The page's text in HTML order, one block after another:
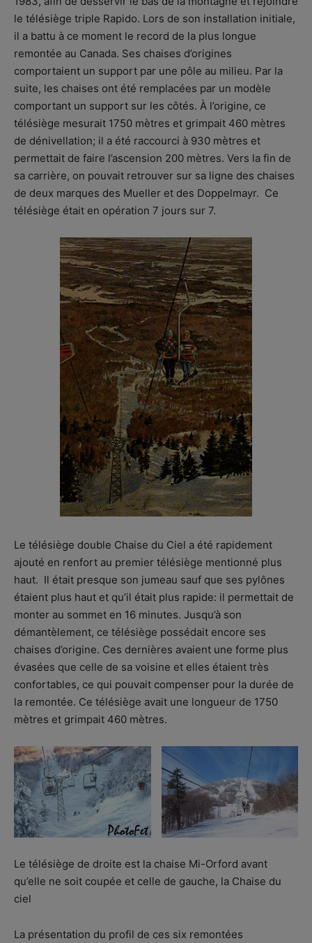
le télésiège triple Rapido. Lors de son installation initiale,
il a battu à ce moment le record de la plus longue
remontée au Canada. Ses chaises d’origines
comportaient un support par une pôle au milieu. Par la
suite, les chaises ont été remplacées par un modèle
comportant un support sur les côtés. À l’origine, ce
télésiège mesurait 1750 mètres et grimpait 460 mètres
de dénivellation; il a été raccourci à 930 mètres et
permettait de faire l’ascension 200 mètres. Vers la fin de
sa carrière, on pouvait retrouver sur sa ligne des chaises
de deux marques des Mueller et des Doppelmayr. Ce
télésiège était en opération 7 jours sur 7.
Le télésiège double Chaise du Ciel a été rapidement
ajouté en renfort au premier télésiège mentionné plus
haut. Il était presque son jumeau sauf que ses pylônes
étaient plus haut et qu’il était plus rapide: il permettait de
monter au sommet en 16 minutes. Jusqu’à son
démantèlement, ce télésiège possédait encore ses
chaises d’origine. Ces dernières avaient une forme plus
évasées que celle de sa voisine et elles étaient très
confortables, ce qui pouvait compenser pour la durée de
la remontée. Ce télésiège avait une longueur de 1750
mètres et grimpait 460 mètres.
Le télésiège de droite est la chaise Mi-Orford avant
qu’elle ne soit coupée et celle de gauche, la Chaise du
ciel
La présentation du profil de ces six remontées